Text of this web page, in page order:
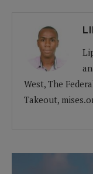
West, The
Takeout,